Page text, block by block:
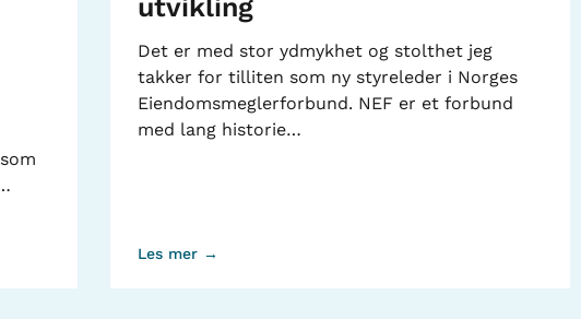
utvikling
Det er med stor ydmykhet og stolthet jeg
takker for tilliten som ny styreleder i Norges
Eiendomsmeglerforbund. NEF er et forbund
med lang historie…
Les mer →